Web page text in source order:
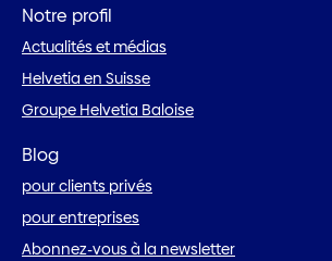
Notre profil
Actualités et médias
Helvetia en Suisse
Groupe Helvetia Baloise
Blog
pour clients privés
pour entreprises
Abonnez-vous à la newsletter